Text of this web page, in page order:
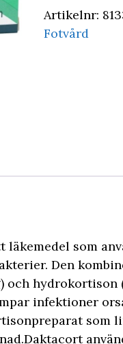
Artikelnr:
Fotvård
som
Den
hydrokortison
infektioner
som